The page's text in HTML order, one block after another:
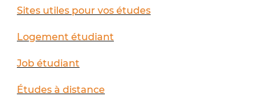
Sites utiles pour vos études
Logement étudiant
Job étudiant
Études à distance